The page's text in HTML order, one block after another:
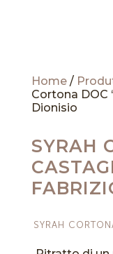
Home/
Cortona DOC
Dionisio
SYRAH
SYRAH